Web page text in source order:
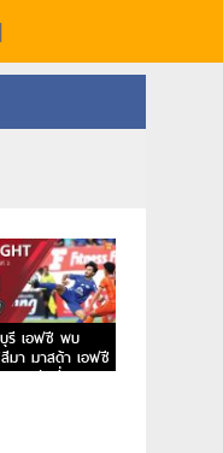
รี เอฟซี พบ
มา มาสด้า เอฟซี
วันที่ 26-02-